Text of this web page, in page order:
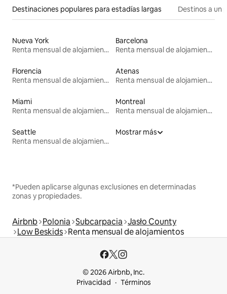
Destinaciones populares para estadías largas Destinos a un
Nueva York
Renta mensual de alojamientos
Barcelona
Renta mensual de alojamientos
Florencia
Renta mensual de alojamientos
Atenas
Renta mensual de alojamientos
Miami
Renta mensual de alojamientos
Montreal
Renta mensual de alojamientos
Seattle
Renta mensual de alojamientos
Mostrar más
*Pueden aplicarse algunas exclusiones en determinadas
zonas y propiedades.
Airbnb Polonia Subcarpacia Jasło County
Low Beskids Renta mensual de alojamientos
© 2026 Airbnb, Inc.
Privacidad
Términos